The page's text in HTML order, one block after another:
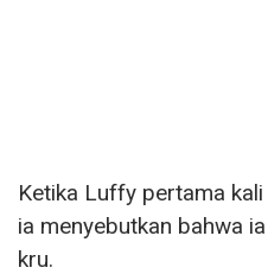
Ketika Luffy pertama
ia menyebutkan bahwa
kru.